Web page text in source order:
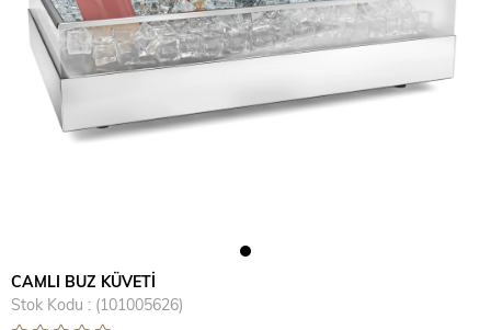
CAMLI BUZ KÜVETİ
Stok Kodu
(101005626)